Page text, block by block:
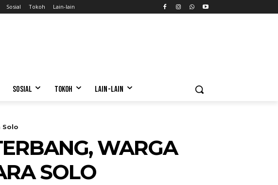
Sosial Tokoh Lain-lain
SOSIAL TOKOH LAIN-LAIN
Solo
WARGA
SOLO